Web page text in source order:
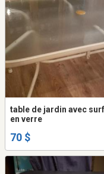
table de jardin avec
en verre
70 $